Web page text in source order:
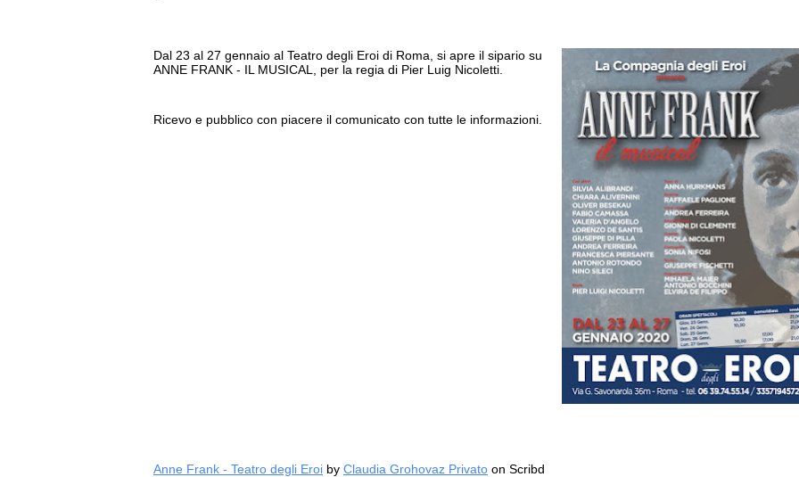
Dal 23 al 27 gennaio al Teatro degli Eroi di Roma, si apre il sipario su
ANNE FRANK - IL MUSICAL, per la regia di Pier Luig Nicoletti.
Ricevo e pubblico con piacere il comunicato con tutte le informazioni.
Anne Frank - Teatro degli Eroi by Claudia Grohovaz Privato on Scribd